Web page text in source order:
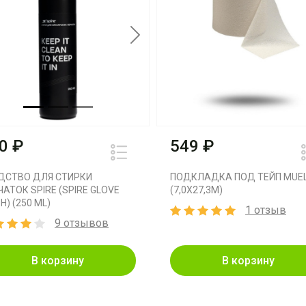
Next
₽
ДЛЯ СТИРКИ
SPIRE (SPIRE GLOVE
(250 ML)
9 отзывов
В корзину
549 ₽
ПОДКЛАДКА ПОД ТЕЙП
(7,0X27,3M)
1 отзыв
В корзину